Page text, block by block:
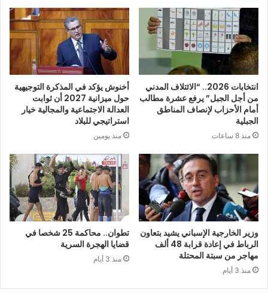
انتخابات 2026.. “الائتلاف المدني
من أجل الجبل” يرفع عشرة مطالب
أمام الأحزاب لإنصاف المناطق
الجبلية
منذ 8 ساعات
أخنوش يؤكد في المذكرة التوجيهية
حول ميزانية 2027 أن ثوابت
العدالة الاجتماعية والمجالية خيار
استراتيجي للبلاد
منذ يومين
وزير الخارجية الإسباني يشيد بتعاون
الرباط في إعادة قرابة 48 ألف
مهاجر من سبتة المحتلة
منذ 3 أيام
تطوان.. محاكمة 25 شخصا في
قضايا الهجرة السرية
منذ 3 أيام